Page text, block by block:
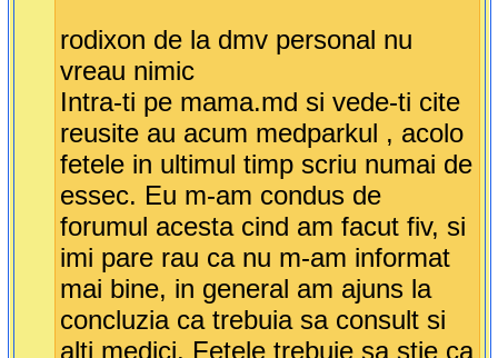
rodixon de la dmv personal nu
vreau nimic
Intra-ti pe mama.md si vede-ti cite
reusite au acum medparkul , acolo
fetele in ultimul timp scriu numai de
essec. Eu m-am condus de
forumul acesta cind am facut fiv, si
imi pare rau ca nu m-am informat
mai bine, in general am ajuns la
concluzia ca trebuia sa consult si
alti medici. Fetele trebuie sa stie ca